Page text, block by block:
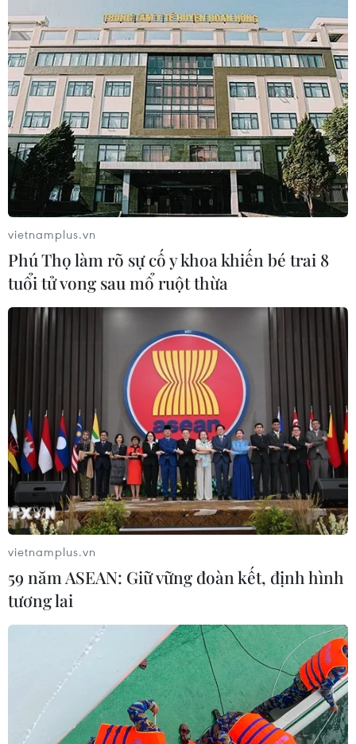
TIN CÙNG CHUYÊN MỤC
Đà Nẵng: Hỗ trợ 700 triệu đồng cho
đồng bào nghèo xã Hùng Sơn
08/08/2026 09:58
vietnamplus.vn
Phú Thọ làm rõ sự cố y khoa khiến bé trai 8
tuổi tử vong sau mổ ruột thừa
vietnamplus.vn
59 năm ASEAN: Giữ vững đoàn kết, định hình
tương lai